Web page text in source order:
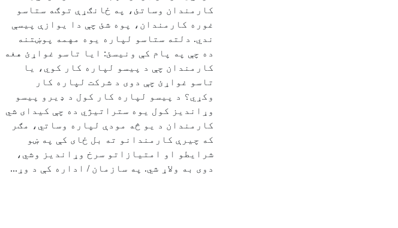
کارمندان وساتئ، په ځانګړې توګه ستاسو
غوره کارمندان، پوه شئ چې دا یوازې پیسې
ندي. دلته ستاسو لپاره یوه مهمه پوښتنه
ده چې په پام کې ونیسئ: ایا تاسو غواړئ هغه
کارمندان چې د پیسو لپاره کار کوي، یا
تاسو غواړئ چې دوی د شرکت لپاره کار
وکړي؟ د پیسو لپاره کار کول د ډیرو پیسو
وړاندیز کول یوه ستراتیژي ده چې کیدای شي
کارمندان د یو څه مودې لپاره وساتي، مګر
که چیرې کارمندانو ته بل ځای کې په ښو
شرايطو او امتيازاتو سرخ وړاندیز وشي،
دوی به ولاړ شي. په سازمان / اداره کې د وړ...